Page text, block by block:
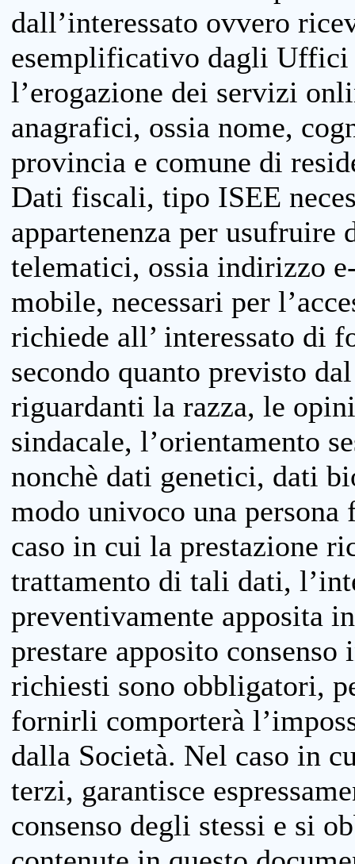
dall’interessato ovvero
esemplificativo dagli
l’erogazione dei servizi
anagrafici, ossia nome,
provincia e comune di
Dati fiscali, tipo ISEE
appartenenza per
telematici, ossia indirizzo
mobile, necessari per
richiede all’ interessato di
secondo quanto previsto
riguardanti la razza, le
sindacale, l’orientamento
nonchè dati genetici, dati
modo univoco una
caso in cui la prestazione
trattamento di tali dati,
preventivamente apposita
prestare apposito
richiesti sono obbligatori,
fornirli comporterà
dalla Società. Nel caso in
terzi, garantisce
consenso degli stessi e si